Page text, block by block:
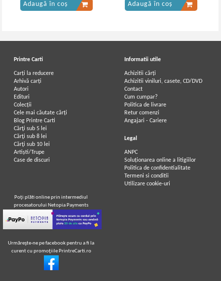
Adaugă în coș Adaugă în coș
Printre Carti
Carți la reducere
Arhivă carți
Autori
Edituri
Colecții
Cele mai căutate cărți
Blog Printre Carti
Cărţi sub 5 lei
Cărţi sub 8 lei
Cărţi sub 10 lei
Artiști/Trupe
Case de discuri
Informatii utile
Achizitii cărți
Achizitii viniluri, casete, CD/DVD
Contact
Cum cumpar?
Politica de livrare
Retur comenzi
Angajari - Cariere
Legal
ANPC
Soluționarea online a litigiilor
Politica de confidentialitate
Termeni si conditii
Utilizare cookie-uri
Poţi plăti online prin intermediul
procesatorului Netopia Payments
Urmăreşte-ne pe facebook pentru a fi la
curent cu promoţiile PrintreCarti.ro